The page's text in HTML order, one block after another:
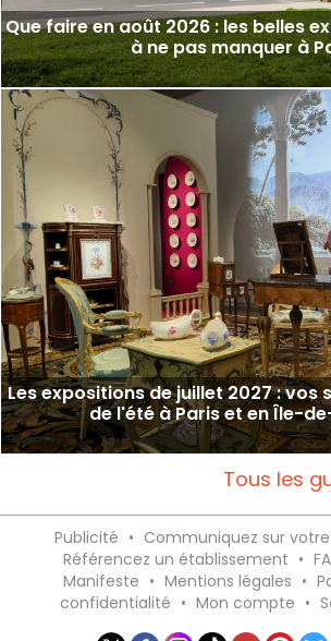
Que faire en août 2026 : les belles
à ne pas manquer à
Les expositions de juillet 2027 : vos
de l'été à Paris et en Île-
Tous les
Publicité • Communiquez sur
Référencez un établissement •
Manifeste • Mentions légales •
confidentialité • Mon compte •